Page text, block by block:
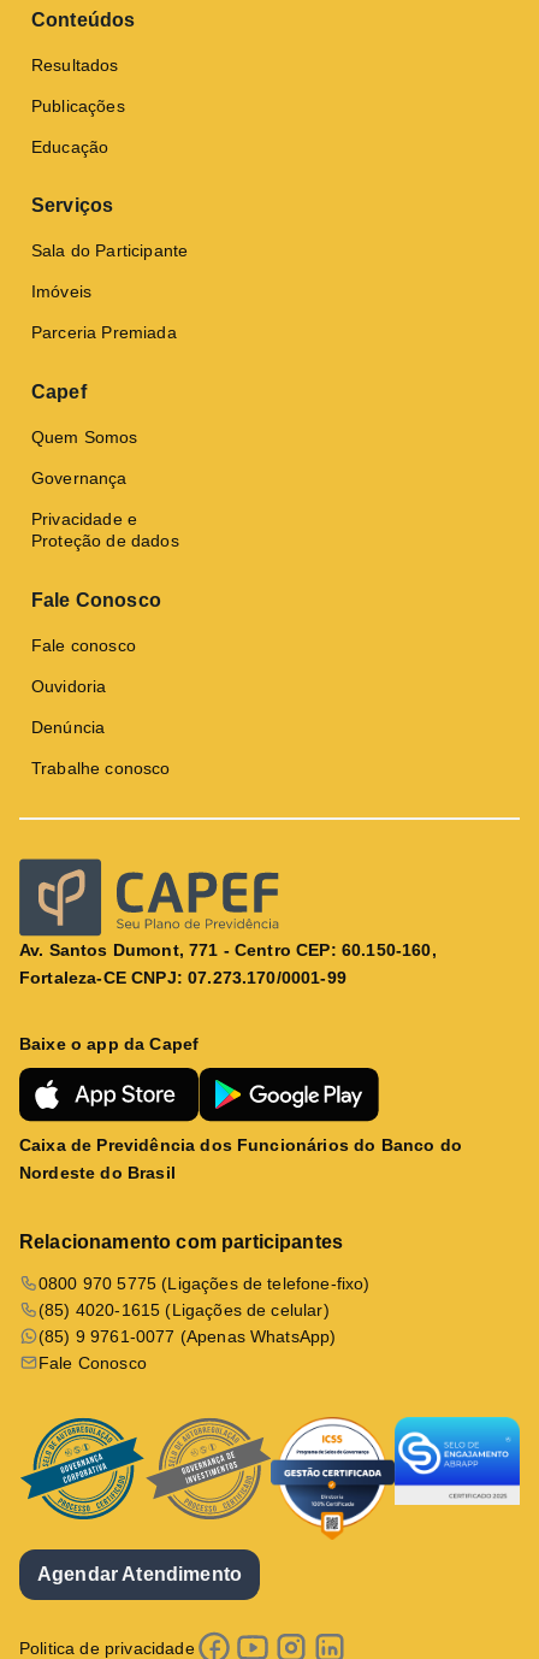
Conteúdos
Resultados
Publicações
Educação
Serviços
Sala do Participante
Imóveis
Parceria Premiada
Capef
Quem Somos
Governança
Privacidade e
Proteção de dados
Fale Conosco
Fale conosco
Ouvidoria
Denúncia
Trabalhe conosco
Av. Santos Dumont, 771 - Centro CEP: 60.150-160,
Fortaleza-CE CNPJ: 07.273.170/0001-99
Baixe o app da Capef
Caixa de Previdência dos Funcionários do Banco do
Nordeste do Brasil
Relacionamento com participantes
0800 970 5775 (Ligações de telefone-fixo)
(85) 4020-1615 (Ligações de celular)
(85) 9 9761-0077 (Apenas WhatsApp)
Fale Conosco
Agendar Atendimento
Politica de privacidade